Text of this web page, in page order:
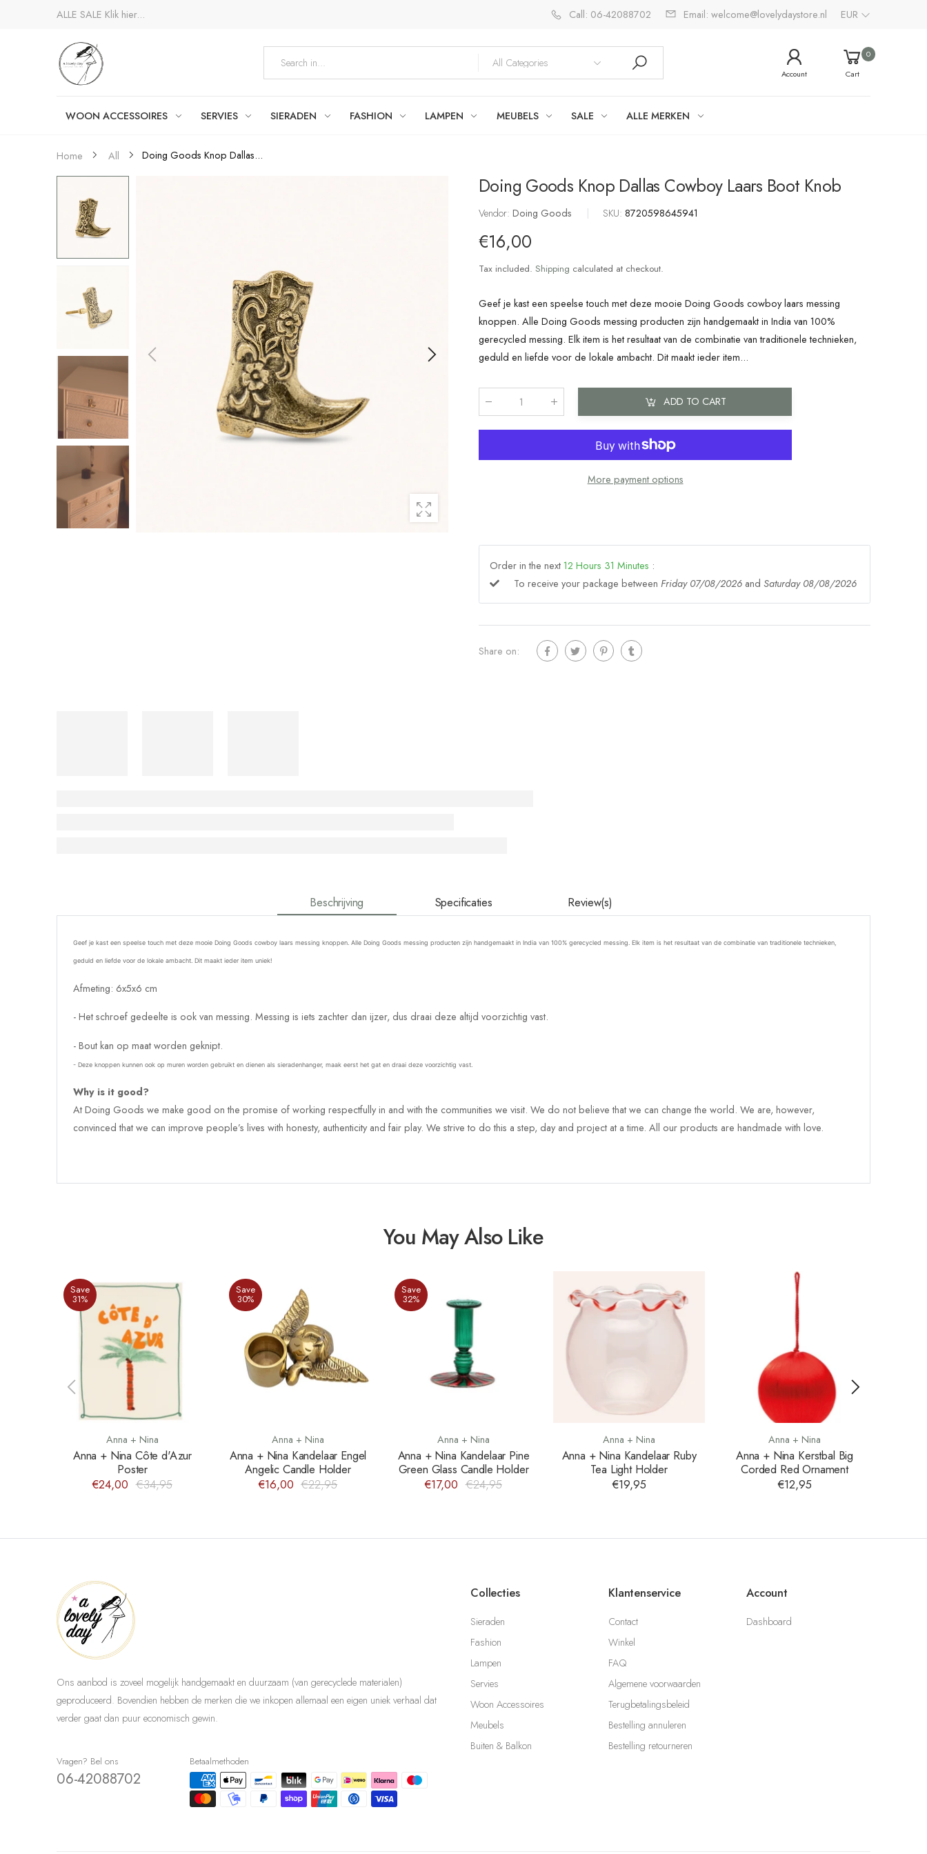
ALLE SALE Klik hier... Call: 06-42088702 Email: welcome@lovelydaystore.nl EUR
Account
0
Cart
WOON ACCESSOIRES SERVIES SIERADEN FASHION LAMPEN MEUBELS SALE ALLE MERKEN
Home All Doing Goods Knop Dallas...
Doing Goods Knop Dallas Cowboy Laars Boot Knob
Vendor: Doing Goods SKU:8720598645941
€16,00
Tax included. Shipping calculated at checkout.
Geef je kast een speelse touch met deze mooie Doing Goods cowboy laars messing
knoppen. Alle Doing Goods messing producten zijn handgemaakt in India van 100%
gerecycled messing. Elk item is het resultaat van de combinatie van traditionele technieken,
geduld en liefde voor de lokale ambacht. Dit maakt ieder item...
ADD TO CART
More payment options
Order in the next 12 Hours 31 Minutes :
To receive your package betweenFriday 07/08/2026 andSaturday 08/08/2026
Share on:
Beschrijving Specificaties Review(s)
Geef je kast een speelse touch met deze mooie Doing Goods cowboy laars messing knoppen. Alle Doing Goods messing producten zijn handgemaakt in India van 100% gerecycled messing. Elk item is het resultaat van de combinatie van traditionele technieken,
geduld en liefde voor de lokale ambacht. Dit maakt ieder item uniek!
Afmeting: 6x5x6 cm
- Het schroef gedeelte is ook van messing. Messing is iets zachter dan ijzer, dus draai deze altijd voorzichtig vast.
- Bout kan op maat worden geknipt.
- Deze knoppen kunnen ook op muren worden gebruikt en dienen als sieradenhanger, maak eerst het gat en draai deze voorzichtig vast.
Why is it good?
At Doing Goods we make good on the promise of working respectfully in and with the communities we visit. We do not believe that we can change the world. We are, however,
convinced that we can improve people’s lives with honesty, authenticity and fair play. We strive to do this a step, day and project at a time. All our products are handmade with love.
You May Also Like
Save
31%
Anna + Nina
Anna + Nina Côte d'Azur
Poster
€24,00 €34,95
Save
30%
Anna + Nina
Anna + Nina Kandelaar Engel
Angelic Candle Holder
€16,00 €22,95
Save
32%
Anna + Nina
Anna + Nina Kandelaar Pine
Green Glass Candle Holder
€17,00 €24,95
Anna + Nina
Anna + Nina Kandelaar Ruby
Tea Light Holder
€19,95
Anna + Nina
Anna + Nina Kerstbal Big
Corded Red Ornament
€12,95
Ons aanbod is zoveel mogelijk handgemaakt en duurzaam (van gerecyclede materialen)
geproduceerd. Bovendien hebben de merken die we inkopen allemaal een eigen uniek verhaal dat
verder gaat dan puur economisch gewin.
Vragen? Bel ons
06-42088702
Betaalmethoden
Collecties
Sieraden
Fashion
Lampen
Servies
Woon Accessoires
Meubels
Buiten & Balkon
Klantenservice
Contact
Winkel
FAQ
Algemene voorwaarden
Terugbetalingsbeleid
Bestelling annuleren
Bestelling retourneren
Account
Dashboard